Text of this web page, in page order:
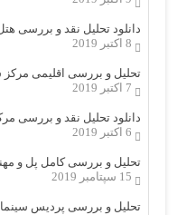
دانلود تحلیل نقد و بررسی
8 اکتبر 2019
تحلیل و بررسی اقلیمی مرکز
7 اکتبر 2019
دانلود تحلیل نقد و بررسی
6 اکتبر 2019
تحلیل و بررسی کامل پل و
15 سپتامبر 2019
تحلیل و بررسی پردیس